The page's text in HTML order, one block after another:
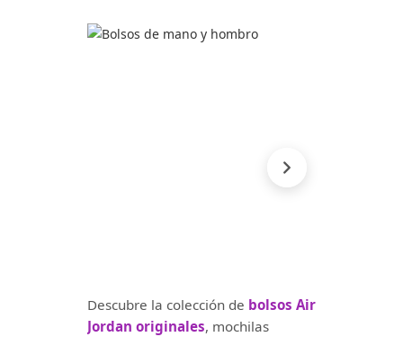
Descubre la colección de bolsos Air
Jordan originales, mochilas